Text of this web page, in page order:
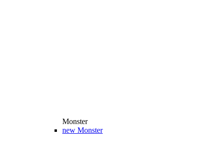
Monster
new Monster